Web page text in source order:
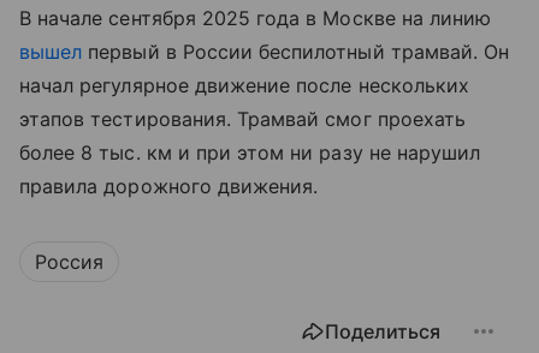
В начале сентября 2025 года в Москве на линию
вышел первый в России беспилотный трамвай. Он
начал регулярное движение после нескольких
этапов тестирования. Трамвай смог проехать
более 8 тыс. км и при этом ни разу не нарушил
правила дорожного движения.
Россия
Поделиться